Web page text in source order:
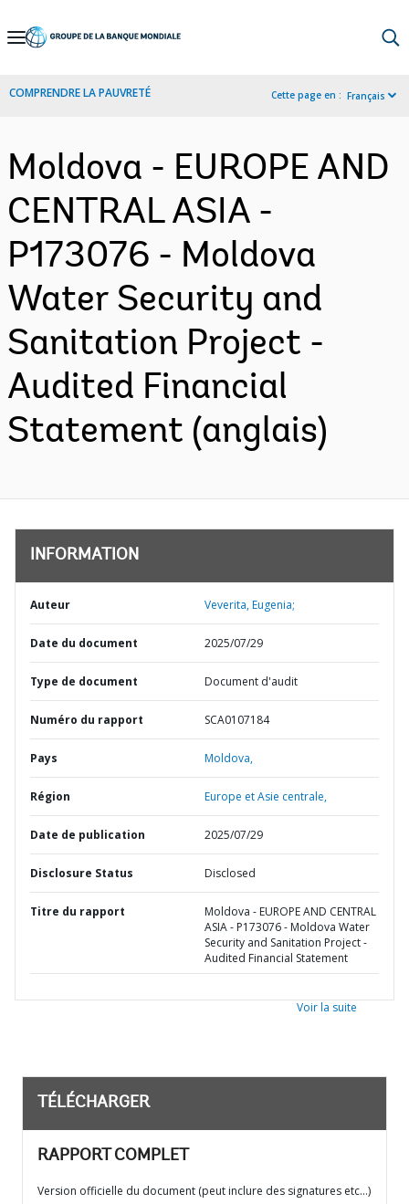
Skip
Navigation
COMPRENDRE LA PAUVRETÉ Cette page en : Français
Moldova - EUROPE AND
CENTRAL ASIA -
P173076 - Moldova
Water Security and
Sanitation Project -
Audited Financial
Statement (anglais)
INFORMATION
Auteur Veverita, Eugenia;
Date du document 2025/07/29
Type de document Document d'audit
Numéro du rapport SCA0107184
Pays Moldova,
Région Europe et Asie centrale,
Date de publication 2025/07/29
Disclosure Status Disclosed
Titre du rapport
Moldova - EUROPE AND CENTRAL
ASIA - P173076 - Moldova Water
Security and Sanitation Project -
Audited Financial Statement
Voir la suite
TÉLÉCHARGER
RAPPORT COMPLET
Version officielle du document (peut inclure des signatures etc…)